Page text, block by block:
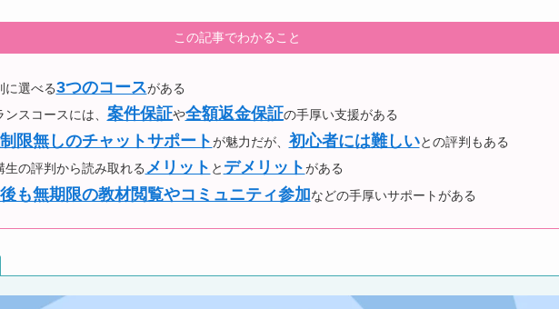
この記事でわかること
に選べる3つのコースがある
スコースには、 案件保証や全額返金保証の手厚い支援がある
限無しのチャットサポートが魅力だが、 初心者には難しいとの評判もある
の評判から読み取れるメリット と デメリットがある
も無期限の教材閲覧やコミュニティ参加などの手厚いサポートがある